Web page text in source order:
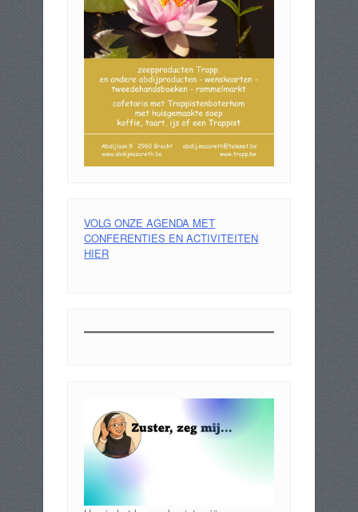
VOLG ONZE AGENDA MET
CONFERENTIES EN ACTIVITEITEN
HIER